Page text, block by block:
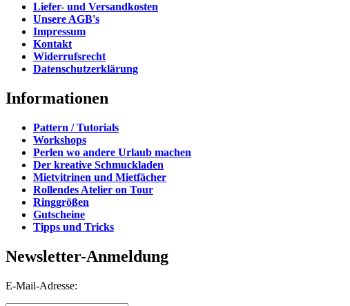
Liefer- und Versandkosten
Unsere AGB's
Impressum
Kontakt
Widerrufsrecht
Datenschutzerklärung
Informationen
Pattern / Tutorials
Workshops
Perlen wo andere Urlaub machen
Der kreative Schmuckladen
Mietvitrinen und Mietfächer
Rollendes Atelier on Tour
Ringgrößen
Gutscheine
Tipps und Tricks
Newsletter-Anmeldung
E-Mail-Adresse: